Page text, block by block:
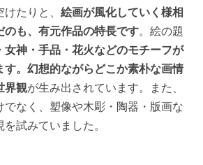
たりと、 絵画が風化していく様相
のも、有元作品の特長です。絵の題
女神・手品・花火などのモチーフが
す。幻想的ながらどこか素朴な画情
界観が生み出されています。また、
でなく、塑像や木彫・陶器・版画な
試みていました。